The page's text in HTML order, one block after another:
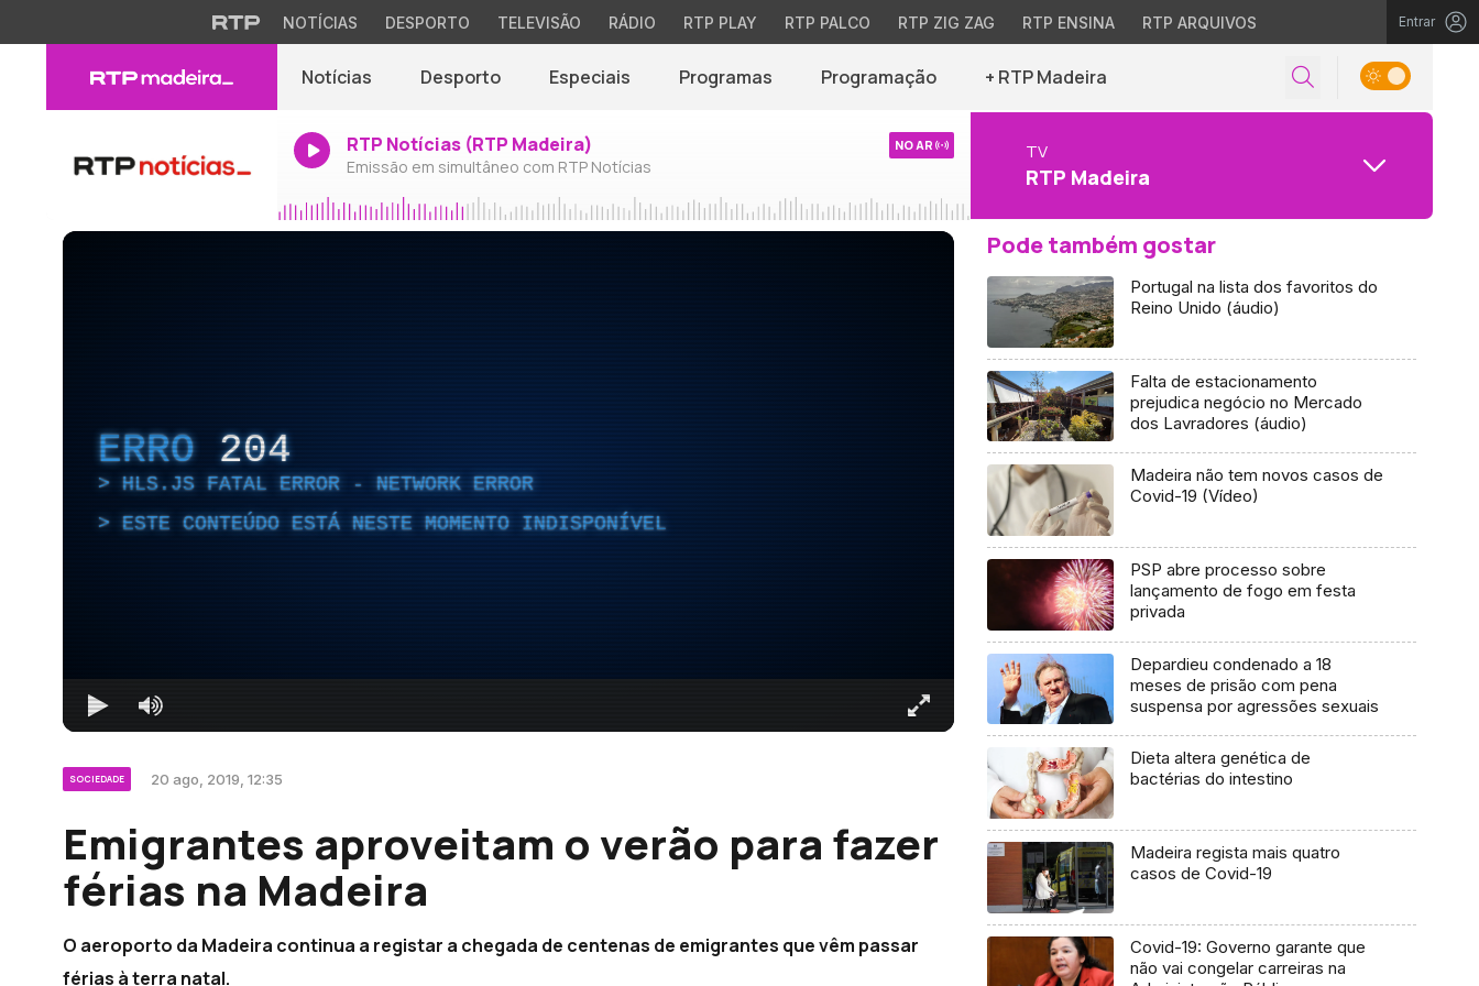
NOTÍCIAS DESPORTO TELEVISÃO RÁDIO RTP PLAY RTP PALCO RTP ZIG ZAG RTP ENSINA RTP ARQUIVOS Entrar
Notícias Desporto Especiais Programas Programação + RTP Madeira
RTP Notícias (RTP Madeira)
Emissão em simultâneo com RTP Notícias
NO AR TV
RTP Madeira
ERRO 204
HLS.JS FATAL ERROR - NETWORK ERROR
ESTE CONTEÚDO ESTÁ NESTE MOMENTO INDISPONÍVEL
SOCIEDADE 20 ago, 2019, 12:35
Emigrantes aproveitam o verão para fazer
férias na Madeira
O aeroporto da Madeira continua a registar a chegada de centenas de emigrantes que vêm passar
férias à terra natal.
Pode também gostar
Portugal na lista dos favoritos do
Reino Unido (áudio)
Falta de estacionamento
prejudica negócio no Mercado
dos Lavradores (áudio)
Madeira não tem novos casos de
Covid-19 (Vídeo)
PSP abre processo sobre
lançamento de fogo em festa
privada
Depardieu condenado a 18
meses de prisão com pena
suspensa por agressões sexuais
Dieta altera genética de
bactérias do intestino
Madeira regista mais quatro
casos de Covid-19
Covid-19: Governo garante que
não vai congelar carreiras na